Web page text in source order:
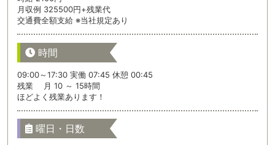
月収例 325500円+残業代
交通費全額支給 ※当社規定あり
時間
09:00～17:30 実働 07:45 休憩 00:45
残業 月 10 ～ 15時間
ほどよく残業あります！
曜日・日数